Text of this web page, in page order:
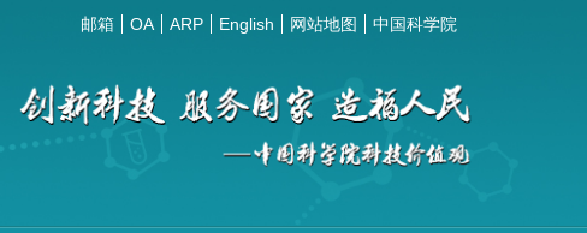
邮箱 OA ARP English 网站地图 中国科学院